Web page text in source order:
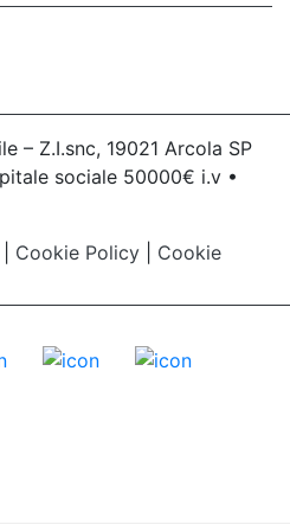
– Z.I.snc, 19021 Arcola SP
sociale 50000€ i.v •
Cookie Policy
Cookie